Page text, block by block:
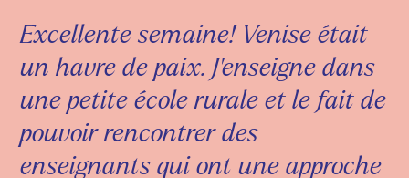
Excellente semaine! Venise était
un havre de paix. J'enseigne dans
une petite école rurale et le fait de
pouvoir rencontrer des
enseignants qui ont une approche